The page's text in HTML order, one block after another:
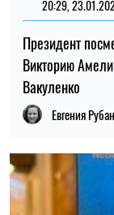
20:29,
Президент
Викторию
Вакуленко
Евгения Рубан